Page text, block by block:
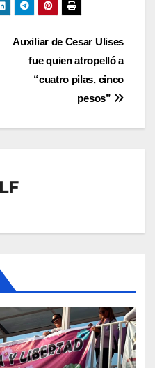
Auxiliar de Cesar Ulises
fue quien atropelló a
“cuatro pilas, cinco
pesos”